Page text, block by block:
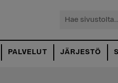
Hae
PALVELUT JÄRJESTÖ